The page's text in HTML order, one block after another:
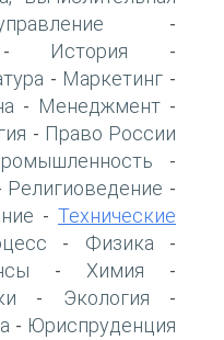
-
История -
- Маркетинг -
- Менеджмент -
- Право России
-
Религиоведение -
- Технические
- Физика -
- Химия -
- Экология -
- Юриспруденция